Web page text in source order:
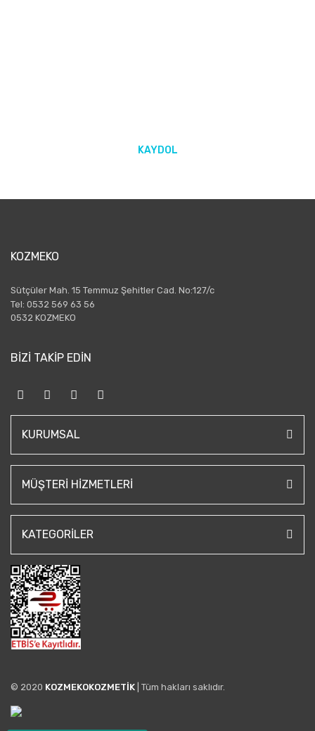
KAYDOL
KOZMEKO
Sütçüler Mah. 15 Temmuz Şehitler Cad. No:127/c
Tel: 0532 569 63 56
0532 KOZMEKO
BİZİ TAKİP EDİN
KURUMSAL
MÜŞTERI HIZMETLERI
KATEGORILER
© 2020 KOZMEKOKOZMETİK | Tüm hakları saklıdır.